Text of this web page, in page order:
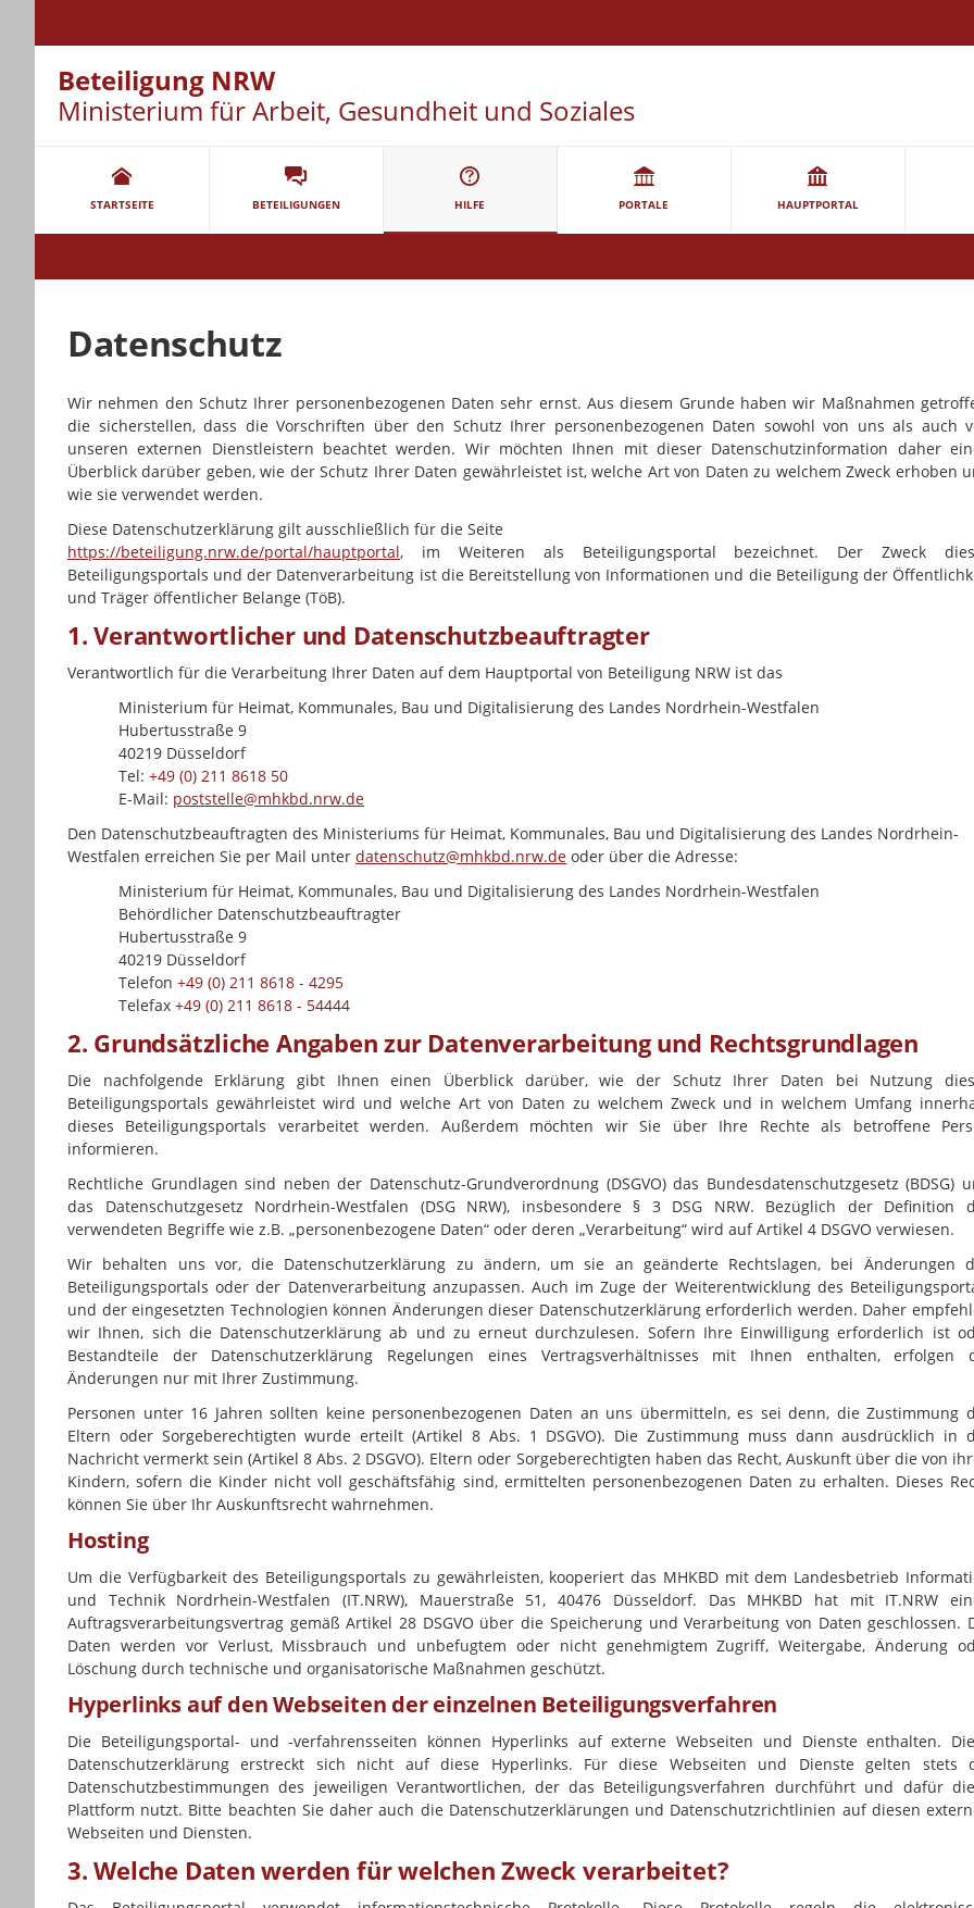
Beteiligung NRW
Ministerium für Arbeit, Gesundheit und Soziales
STARTSEITE BETEILIGUNGEN HILFE PORTALE HAUPTPORTAL
Datenschutz
Wir nehmen den Schutz Ihrer personenbezogenen Daten sehr ernst. Aus diesem Grunde haben wir Maßnahmen
die sicherstellen, dass die Vorschriften über den Schutz Ihrer personenbezogenen Daten sowohl von uns als auch
unseren externen Dienstleistern beachtet werden. Wir möchten Ihnen mit dieser Datenschutzinformation daher
Überblick darüber geben, wie der Schutz Ihrer Daten gewährleistet ist, welche Art von Daten zu welchem Zweck erhoben
wie sie verwendet werden.
Diese Datenschutzerklärung gilt ausschließlich für die Seite
https://beteiligung.nrw.de/portal/hauptportal, im Weiteren als Beteiligungsportal bezeichnet. Der Zweck
Beteiligungsportals und der Datenverarbeitung ist die Bereitstellung von Informationen und die Beteiligung der
und Träger öffentlicher Belange (TöB).
1. Verantwortlicher und Datenschutzbeauftragter
Verantwortlich für die Verarbeitung Ihrer Daten auf dem Hauptportal von Beteiligung NRW ist das
Ministerium für Heimat, Kommunales, Bau und Digitalisierung des Landes Nordrhein-Westfalen
Hubertusstraße 9
40219 Düsseldorf
Tel: +49 (0) 211 8618 50
E-Mail: poststelle@mhkbd.nrw.de
Den Datenschutzbeauftragten des Ministeriums für Heimat, Kommunales, Bau und Digitalisierung des Landes Nordrhein-
Westfalen erreichen Sie per Mail unter datenschutz@mhkbd.nrw.de oder über die Adresse:
Ministerium für Heimat, Kommunales, Bau und Digitalisierung des Landes Nordrhein-Westfalen
Behördlicher Datenschutzbeauftragter
Hubertusstraße 9
40219 Düsseldorf
Telefon +49 (0) 211 8618 - 4295
Telefax +49 (0) 211 8618 - 54444
2. Grundsätzliche Angaben zur Datenverarbeitung und Rechtsgrundlagen
Die nachfolgende Erklärung gibt Ihnen einen Überblick darüber, wie der Schutz Ihrer Daten bei Nutzung
Beteiligungsportals gewährleistet wird und welche Art von Daten zu welchem Zweck und in welchem Umfang
dieses Beteiligungsportals verarbeitet werden. Außerdem möchten wir Sie über Ihre Rechte als betroffene
informieren.
Rechtliche Grundlagen sind neben der Datenschutz-Grundverordnung (DSGVO) das Bundesdatenschutzgesetz (BDSG)
das Datenschutzgesetz Nordrhein-Westfalen (DSG NRW), insbesondere § 3 DSG NRW. Bezüglich der Definition
verwendeten Begriffe wie z.B. „personenbezogene Daten“ oder deren „Verarbeitung“ wird auf Artikel 4 DSGVO verwiesen.
Wir behalten uns vor, die Datenschutzerklärung zu ändern, um sie an geänderte Rechtslagen, bei Änderungen
Beteiligungsportals oder der Datenverarbeitung anzupassen. Auch im Zuge der Weiterentwicklung des
und der eingesetzten Technologien können Änderungen dieser Datenschutzerklärung erforderlich werden. Daher
wir Ihnen, sich die Datenschutzerklärung ab und zu erneut durchzulesen. Sofern Ihre Einwilligung erforderlich ist
Bestandteile der Datenschutzerklärung Regelungen eines Vertragsverhältnisses mit Ihnen enthalten, erfolgen
Änderungen nur mit Ihrer Zustimmung.
Personen unter 16 Jahren sollten keine personenbezogenen Daten an uns übermitteln, es sei denn, die Zustimmung
Eltern oder Sorgeberechtigten wurde erteilt (Artikel 8 Abs. 1 DSGVO). Die Zustimmung muss dann ausdrücklich in
Nachricht vermerkt sein (Artikel 8 Abs. 2 DSGVO). Eltern oder Sorgeberechtigten haben das Recht, Auskunft über die von
Kindern, sofern die Kinder nicht voll geschäftsfähig sind, ermittelten personenbezogenen Daten zu erhalten. Dieses
können Sie über Ihr Auskunftsrecht wahrnehmen.
Hosting
Um die Verfügbarkeit des Beteiligungsportals zu gewährleisten, kooperiert das MHKBD mit dem Landesbetrieb
und Technik Nordrhein-Westfalen (IT.NRW), Mauerstraße 51, 40476 Düsseldorf. Das MHKBD hat mit IT.NRW
Auftragsverarbeitungsvertrag gemäß Artikel 28 DSGVO über die Speicherung und Verarbeitung von Daten geschlossen.
Daten werden vor Verlust, Missbrauch und unbefugtem oder nicht genehmigtem Zugriff, Weitergabe, Änderung
Löschung durch technische und organisatorische Maßnahmen geschützt.
Hyperlinks auf den Webseiten der einzelnen Beteiligungsverfahren
Die Beteiligungsportal- und -verfahrensseiten können Hyperlinks auf externe Webseiten und Dienste enthalten.
Datenschutzerklärung erstreckt sich nicht auf diese Hyperlinks. Für diese Webseiten und Dienste gelten stets
Datenschutzbestimmungen des jeweiligen Verantwortlichen, der das Beteiligungsverfahren durchführt und dafür
Plattform nutzt. Bitte beachten Sie daher auch die Datenschutzerklärungen und Datenschutzrichtlinien auf diesen
Webseiten und Diensten.
3. Welche Daten werden für welchen Zweck verarbeitet?